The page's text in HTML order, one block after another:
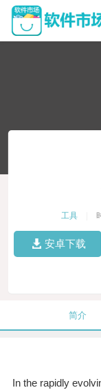
工具
安卓下载
简介
In the rapidly